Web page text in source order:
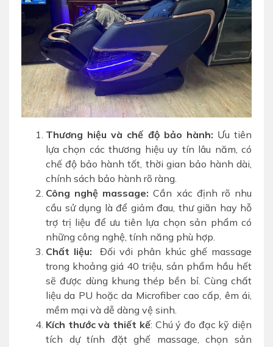
Thương hiệu và chế độ bảo hành: Ưu tiên
lựa chọn các thương hiệu uy tín lâu năm, có
chế độ bảo hành tốt, thời gian bảo hành dài,
chính sách bảo hành rõ ràng.
Công nghệ massage: Cần xác định rõ nhu
cầu sử dụng là để giảm đau, thư giãn hay hỗ
trợ trị liệu để ưu tiên lựa chọn sản phẩm có
những công nghệ, tính năng phù hợp.
Chất liệu:
Đối với phân khúc ghế massage
trong khoảng giá 40 triệu, sản phẩm hầu hết
sẽ được dùng khung thép bền bỉ. Cùng chất
liệu da PU hoặc da Microfiber cao cấp, êm ái,
mềm mại và dễ dàng vệ sinh.
Kích thước và thiết kế: Chú ý đo đạc kỹ diện
tích dự tính đặt ghế massage, chọn sản